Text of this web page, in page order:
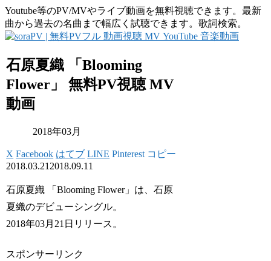
Youtube等のPV/MVやライブ動画を無料視聴できます。最新
曲から過去の名曲まで幅広く試聴できます。歌詞検索。
石原夏織 「Blooming
Flower」 無料PV視聴 MV
動画
2018年03月
X Facebook はてブ LINE Pinterest コピー
2018.03.21 2018.09.11
石原夏織 「Blooming Flower」は、石原
夏織のデビューシングル。
2018年03月21日リリース。
スポンサーリンク